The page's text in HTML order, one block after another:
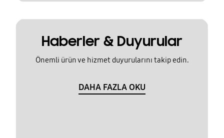
Haberler & Duyurular
Önemli ürün ve hizmet duyurularını takip edin.
DAHA FAZLA OKU